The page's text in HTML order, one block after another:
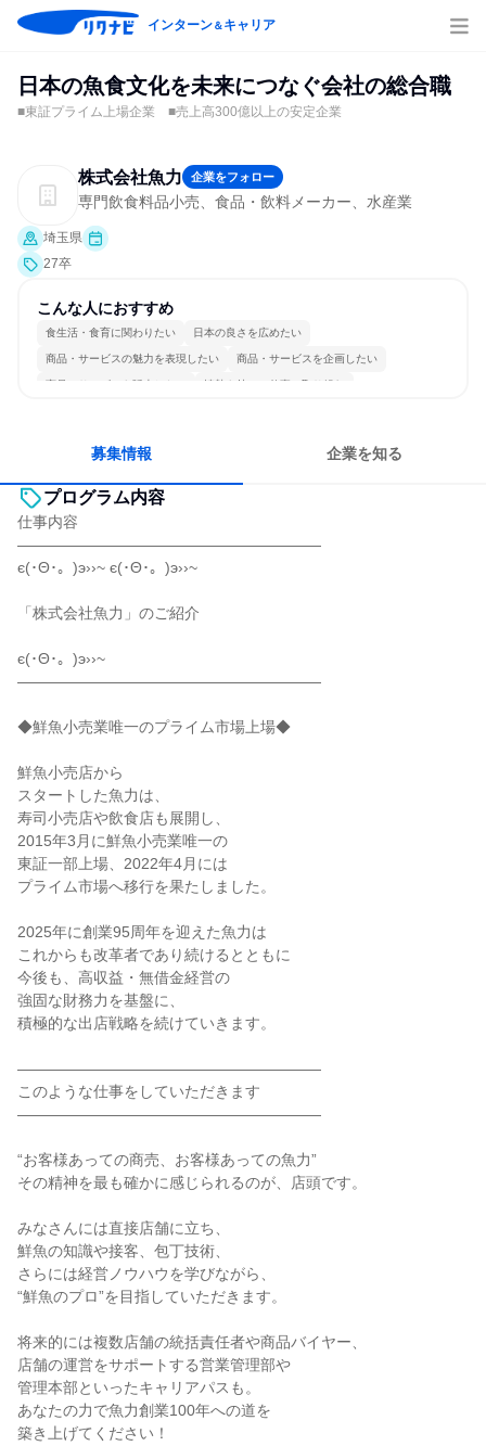
インターン＆キャリア
日本の魚食文化を未来につなぐ会社の総合職
■東証プライム上場企業 ■売上高300億以上の安定企業
株式会社魚力 企業をフォロー
専門飲食料品小売、食品・飲料メーカー、水産業
埼玉県
27卒
こんな人におすすめ
食生活・食育に関わりたい 日本の良さを広めたい
商品・サービスの魅力を表現したい 商品・サービスを企画したい
商品・サービスを販売したい 情熱を持って仕事に取り組む
募集情報 企業を知る
プログラム内容
仕事内容
――――――――――――――――――――
є(･Θ･。)э››~ є(･Θ･。)э››~
「株式会社魚力」のご紹介
є(･Θ･。)э››~
――――――――――――――――――――
◆鮮魚小売業唯一のプライム市場上場◆
鮮魚小売店から
スタートした魚力は、
寿司小売店や飲食店も展開し、
2015年3月に鮮魚小売業唯一の
東証一部上場、2022年4月には
プライム市場へ移行を果たしました。
2025年に創業95周年を迎えた魚力は
これからも改革者であり続けるとともに
今後も、高収益・無借金経営の
強固な財務力を基盤に、
積極的な出店戦略を続けていきます。
――――――――――――――――――――
このような仕事をしていただきます
――――――――――――――――――――
“お客様あっての商売、お客様あっての魚力”
その精神を最も確かに感じられるのが、店頭です。
みなさんには直接店舗に立ち、
鮮魚の知識や接客、包丁技術、
さらには経営ノウハウを学びながら、
“鮮魚のプロ”を目指していただきます。
将来的には複数店舗の統括責任者や商品バイヤー、
店舗の運営をサポートする営業管理部や
管理本部といったキャリアパスも。
あなたの力で魚力創業100年への道を
築き上げてください！